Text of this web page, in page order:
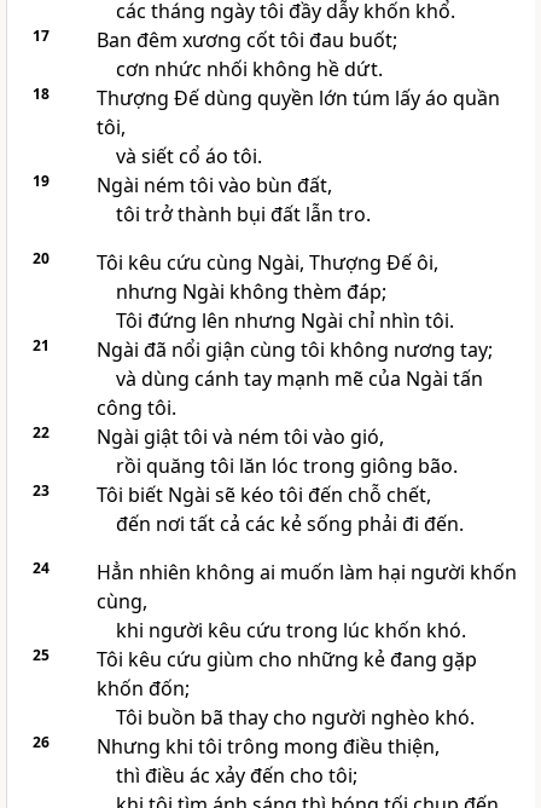
các tháng ngày tôi đầy dẫy khốn khổ.
17
Ban đêm xương cốt tôi đau buốt;
cơn nhức nhối không hề dứt.
18
Thượng Đế dùng quyền lớn túm lấy áo quần
tôi,
và siết cổ áo tôi.
19
Ngài ném tôi vào bùn đất,
tôi trở thành bụi đất lẫn tro.
20
Tôi kêu cứu cùng Ngài, Thượng Đế ôi,
nhưng Ngài không thèm đáp;
Tôi đứng lên nhưng Ngài chỉ nhìn tôi.
21
Ngài đã nổi giận cùng tôi không nương tay;
và dùng cánh tay mạnh mẽ của Ngài tấn
công tôi.
22
Ngài giật tôi và ném tôi vào gió,
rồi quăng tôi lăn lóc trong giông bão.
23
Tôi biết Ngài sẽ kéo tôi đến chỗ chết,
đến nơi tất cả các kẻ sống phải đi đến.
24
Hẳn nhiên không ai muốn làm hại người khốn
cùng,
khi người kêu cứu trong lúc khốn khó.
25
Tôi kêu cứu giùm cho những kẻ đang gặp
khốn đốn;
Tôi buồn bã thay cho người nghèo khó.
26
Nhưng khi tôi trông mong điều thiện,
thì điều ác xảy đến cho tôi;